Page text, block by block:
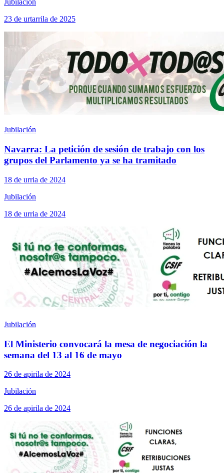
Jubilación
23 de urtarrila de 2025
Jubilación
Navarra: La petición de sesión de trabajo con los
grupos del Parlamento ya se ha tramitado
18 de urria de 2024
Jubilación
18 de urria de 2024
Jubilación
El Ministerio convocará la mesa de negociación la
semana del 13 al 16 de mayo
26 de apirila de 2024
Jubilación
26 de apirila de 2024